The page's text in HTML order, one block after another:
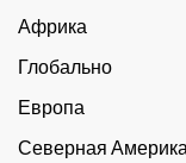
Африка
Глобально
Европа
Северная Америка